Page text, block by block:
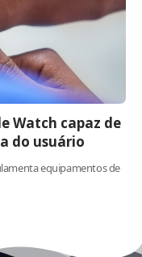
Watch capaz de
do usuário
equipamentos de